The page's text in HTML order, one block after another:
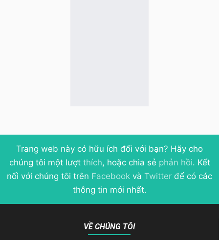
Trang web này có hữu ích đối với bạn? Hãy cho
chúng tôi một lượt thích, hoặc chia sẻ phản hồi. Kết
nối với chúng tôi trên Facebook và Twitter để có các
thông tin mới nhất.
VỀ CHÚNG TÔI